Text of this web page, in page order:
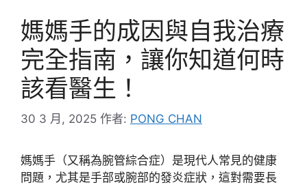
媽媽手的成因與自我治療
完全指南，讓你知道何時
該看醫生！
30 3 月, 2025 作者: PONG CHAN
媽媽手（又稱為腕管綜合症）是現代人常見的健康
問題，尤其是手部或腕部的發炎症狀，這對需要長